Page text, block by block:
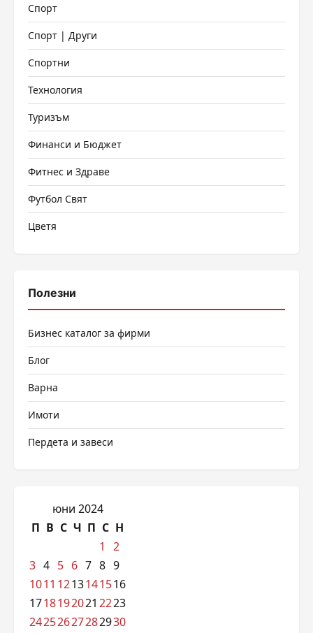
Спорт
Спорт | Други
Спортни
Технология
Туризъм
Финанси и Бюджет
Фитнес и Здраве
Футбол Свят
Цветя
Полезни
Бизнес каталог за фирми
Блог
Варна
Имоти
Пердета и завеси
юни 2024
П В С Ч П С Н
1
2
3 4 5 6 7 8 9
1011 1213141516
1718192021 2223
24252627282930